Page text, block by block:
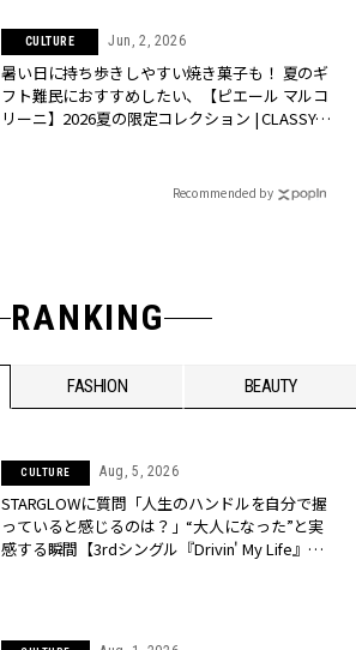
CULTURE Jun, 2, 2026
暑い日に持ち歩きしやすい焼き菓子も！ 夏のギ
フト難民におすすめしたい、【ピエール マルコ
リーニ】2026夏の限定コレクション | CLASSY.
Recommended by
RANKING
FASHION BEAUTY
CULTURE Aug, 5, 2026
STARGLOWに質問「人生のハンドルを自分で握
っていると感じるのは？」“大️人になった”と実
感する瞬間【3rdシングル『Drivin' My Life』発